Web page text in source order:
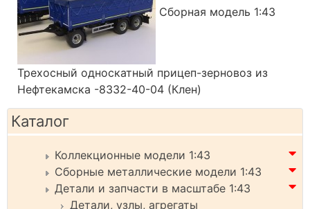
Сборная модель 1:43
Трехосный односкатный прицеп-зерновоз из
Нефтекамска -8332-40-04 (Клен)
Каталог
Коллекционные модели 1:43
Сборные металлические модели 1:43
Детали и запчасти в масштабе 1:43
Детали, узлы, агрегаты